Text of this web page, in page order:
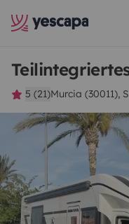
5 (21)Murcia (30011),